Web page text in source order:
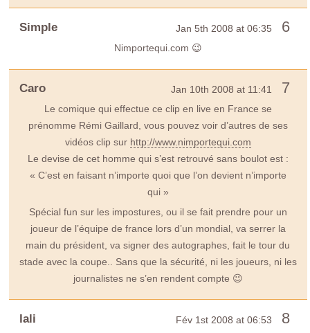
Simple Jan 5th 2008 at 06:35 6
Nimportequi.com 😉
Caro Jan 10th 2008 at 11:41 7
Le comique qui effectue ce clip en live en France se
prénomme Rémi Gaillard, vous pouvez voir d’autres de ses
vidéos clip sur http://www.nimportequi.com
Le devise de cet homme qui s’est retrouvé sans boulot est :
« C’est en faisant n’importe quoi que l’on devient n’importe
qui »
Spécial fun sur les impostures, ou il se fait prendre pour un
joueur de l’équipe de france lors d’un mondial, va serrer la
main du président, va signer des autographes, fait le tour du
stade avec la coupe.. Sans que la sécurité, ni les joueurs, ni les
journalistes ne s’en rendent compte 😉
lali Fév 1st 2008 at 06:53 8